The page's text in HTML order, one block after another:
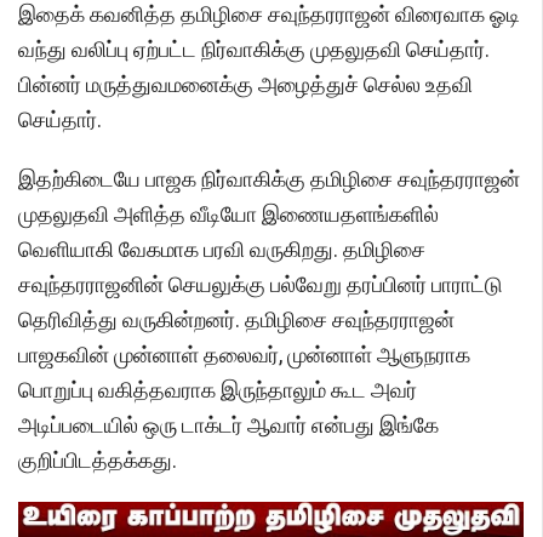
இதைக் கவனித்த தமிழிசை சவுந்தரராஜன் விரைவாக ஓடி
வந்து வலிப்பு ஏற்பட்ட நிர்வாகிக்கு முதலுதவி செய்தார்.
பின்னர் மருத்துவமனைக்கு அழைத்துச் செல்ல உதவி
செய்தார்.
இதற்கிடையே பாஜக நிர்வாகிக்கு தமிழிசை சவுந்தரராஜன்
முதலுதவி அளித்த வீடியோ இணையதளங்களில்
வெளியாகி வேகமாக பரவி வருகிறது. தமிழிசை
சவுந்தரராஜனின் செயலுக்கு பல்வேறு தரப்பினர் பாராட்டு
தெரிவித்து வருகின்றனர். தமிழிசை சவுந்தரராஜன்
பாஜகவின் முன்னாள் தலைவர், முன்னாள் ஆளுநராக
பொறுப்பு வகித்தவராக இருந்தாலும் கூட அவர்
அடிப்படையில் ஒரு டாக்டர் ஆவார் என்பது இங்கே
குறிப்பிடத்தக்கது.